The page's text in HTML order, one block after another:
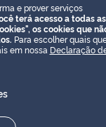
e prover serviços
terá acesso a todas as
os cookies que
Para escolher quais
em nossa Declaração